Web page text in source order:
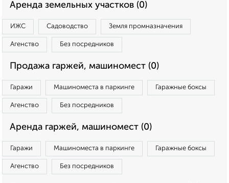
Аренда земельных участков (0)
ИЖС Садоводство Земля промназначения
Агенство Без посредников
Продажа гаржей, машиномест (0)
Гаражи Машиноместа в паркинге Гаражные боксы
Агенство Без посредников
Аренда гаржей, машиномест (0)
Гаражи Машиноместа в паркинге Гаражные боксы
Агенство Без посредников